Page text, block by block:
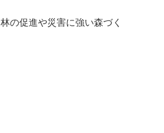
の促進や災害に強い森づく